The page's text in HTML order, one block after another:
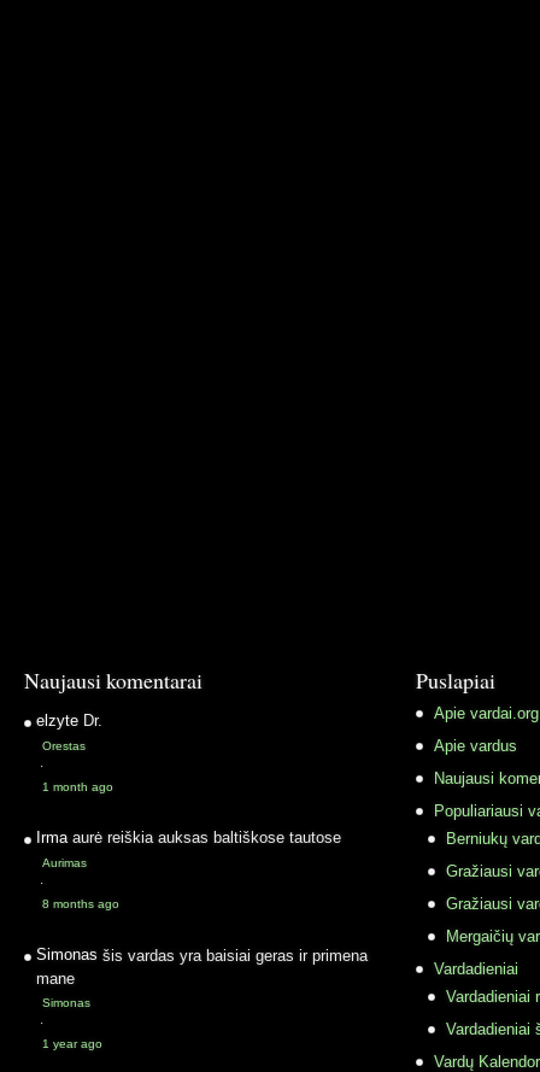
Naujausi komentarai
elzyte Dr.
Orestas
·
1 month ago
Irma aurė reiškia auksas baltiškose tautose
Aurimas
·
8 months ago
Simonas šis vardas yra baisiai geras ir primena
mane
Simonas
·
1 year ago
Puslapiai
Apie vardai.org
Apie vardus
Naujausi
Populiariausi
Berniukų
Gražiausi
Gražiausi
Mergaičių
Vardadieniai
Vardadieniai
Vardadieniai
Vardų